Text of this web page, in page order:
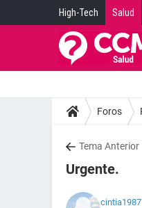
High-Tech Salud
Foros
Tema Anterior
Urgente.
cintia1987